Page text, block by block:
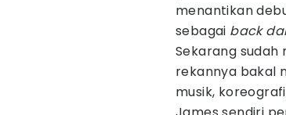
menantikan
sebagai back
Sekarang sudah
rekannya bakal
musik,